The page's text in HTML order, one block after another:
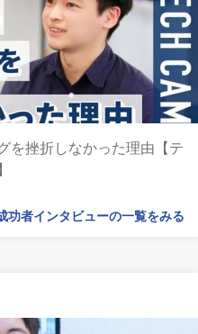
を挫折しなかった理由【テ
功者インタビューの一覧をみる